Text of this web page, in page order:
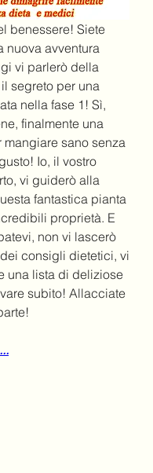
benessere! Siete
nuova avventura
vi parlerò della
segreto per una
nella fase 1! Sì,
finalmente una
sano senza
Io, il vostro
vi guiderò alla
fantastica pianta
proprietà. E
non vi lascerò
consigli dietetici, vi
una lista di deliziose
subito! Allacciate